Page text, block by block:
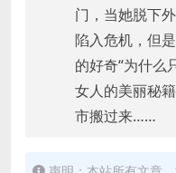
门，当她脱下
陷入危机，但
的好奇“为什么
女人的美丽秘
市搬过来……